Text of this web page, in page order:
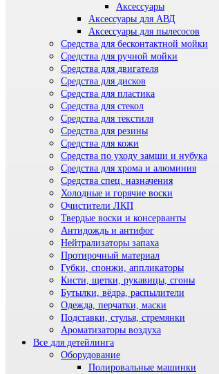
Аксессуары
Аксессуары для АВД
Аксессуары для пылесосов
Средства для бесконтактной мойки
Средства для ручной мойки
Средства для двигателя
Средства для дисков
Средства для пластика
Средства для стекол
Средства для текстиля
Средства для резины
Средства для кожи
Средства по уходу замши и нубука
Средства для хрома и алюминия
Средства спец. назначения
Холодные и горячие воски
Очистители ЛКП
Твердые воски и консерванты
Антидождь и антифог
Нейтрализаторы запаха
Протирочный материал
Губки, спонжи, аппликаторы
Кисти, щетки, рукавицы, сгоны
Бутылки, вёдра, распылители
Одежда, перчатки, маски
Подставки, стулья, стремянки
Ароматизаторы воздуха
Все для детейлинга
Оборудование
Полировальные машинки